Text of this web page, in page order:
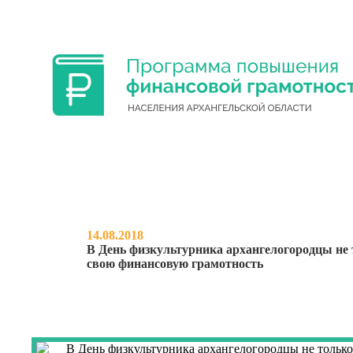
НОВОСТИ О ПРОЕКТЕ
ТОЛЬКО УКРЕПЛЯЛИ
14.08.2018
В День физкультурника архангелогородцы
свою финансовую грамотность